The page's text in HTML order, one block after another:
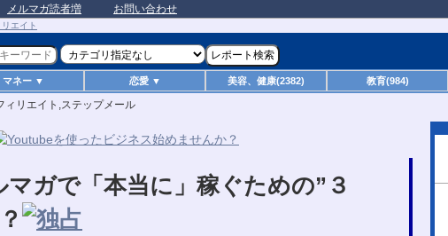
メルマガ読者増 お問い合わせ
マネー ▼ 恋愛 ▼ 美容、健康(2382) 教育(984)
ィリエイト,ステップメール
マガで「本当に」稼ぐための”３